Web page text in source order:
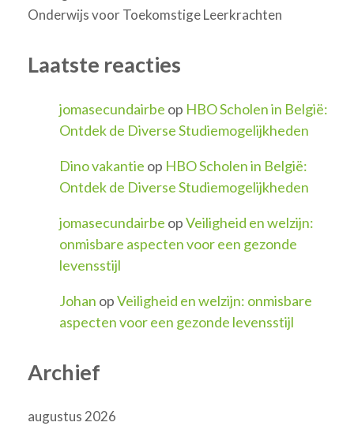
Onderwijs voor Toekomstige Leerkrachten
Laatste reacties
jomasecundairbe op HBO Scholen in België:
Ontdek de Diverse Studiemogelijkheden
Dino vakantie op HBO Scholen in België:
Ontdek de Diverse Studiemogelijkheden
jomasecundairbe opVeiligheid en welzijn:
onmisbare aspecten voor een gezonde
levensstijl
Johan opVeiligheid en welzijn: onmisbare
aspecten voor een gezonde levensstijl
Archief
augustus 2026